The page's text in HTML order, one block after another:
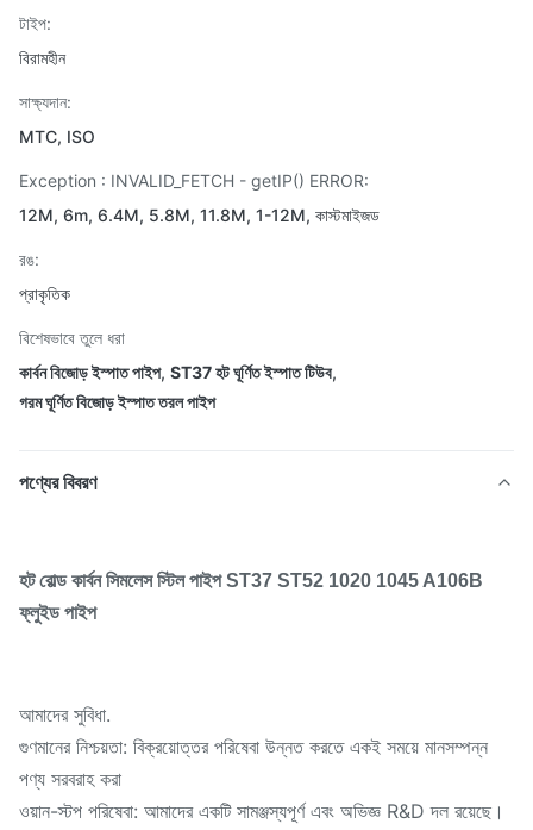
টাইপ:
বিরামহীন
সাক্ষ্যদান:
MTC, ISO
Exception : INVALID_FETCH - getIP() ERROR:
12M, 6m, 6.4M, 5.8M, 11.8M, 1-12M, কাস্টমাইজড
রঙ:
প্রাকৃতিক
বিশেষভাবে তুলে ধরা
কার্বন বিজোড় ইস্পাত পাইপ, ST37 হট ঘূর্ণিত ইস্পাত টিউব,
গরম ঘূর্ণিত বিজোড় ইস্পাত তরল পাইপ
পণ্যের বিবরণ
হট রোল্ড কার্বন সিমলেস স্টিল পাইপ ST37 ST52 1020 1045 A106B
ফ্লুইড পাইপ
আমাদের সুবিধা.
গুণমানের নিশ্চয়তা: বিক্রয়োত্তর পরিষেবা উন্নত করতে একই সময়ে মানসম্পন্ন
পণ্য সরবরাহ করা
ওয়ান-স্টপ পরিষেবা: আমাদের একটি সামঞ্জস্যপূর্ণ এবং অভিজ্ঞ R&D দল রয়েছে।